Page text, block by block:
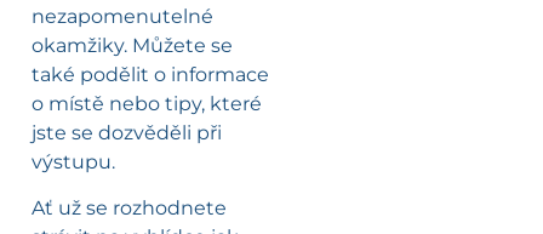
nezapomenutelné
okamžiky. Můžete se
také podělit o informace
o místě nebo tipy, které
jste se dozvěděli při
výstupu.
Ať už se rozhodnete